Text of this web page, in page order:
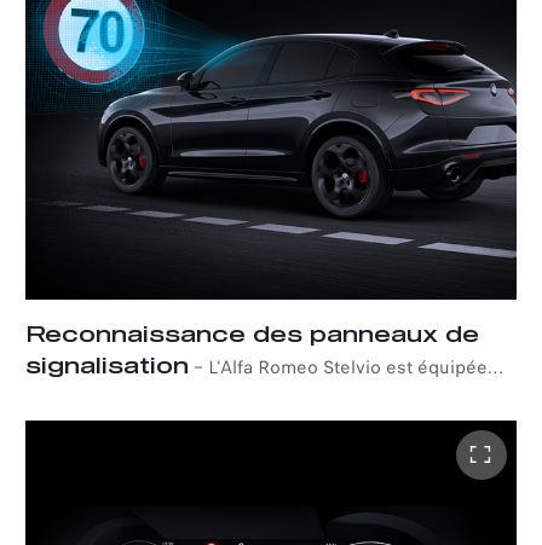
Reconnaissance des panneaux de
signalisation – L'Alfa Romeo Stelvio est équipée
signalisation à la pointe de la technologie et d'un
régulateur de vitesse intelligent qui avertit le conducteur
de tout changement de la limitation de vitesse légale. Si
le régulateur est activé, la vitesse est automatiquement